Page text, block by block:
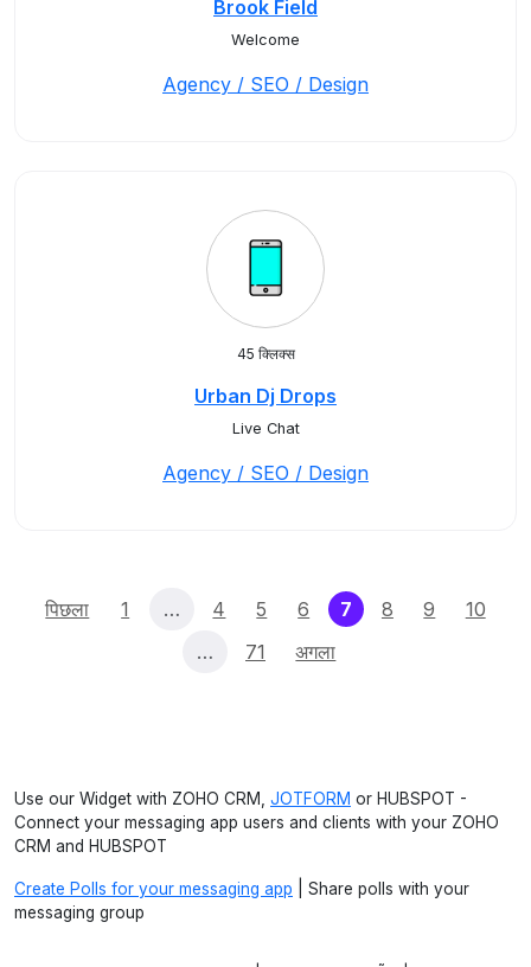
Brook Field
Welcome
Agency / SEO / Design
45 क्लिक्स
Urban Dj Drops
Live Chat
Agency / SEO / Design
पिछला 1 … 4 5 6 7(current)
8 9
10
…
71 अगला
Use our Widget with ZOHO CRM, JOTFORM or HUBSPOT -
Connect your messaging app users and clients with your ZOHO
CRM and HUBSPOT
Create Polls for your messaging app | Share polls with your
messaging group